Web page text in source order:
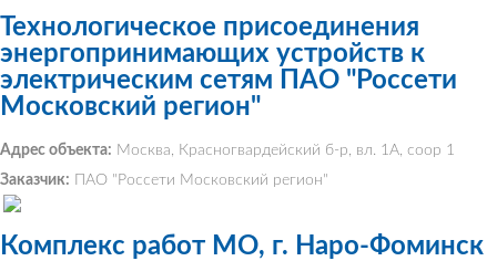
Технологическое присоединения
энергопринимающих устройств к
электрическим сетям ПАО "Россети
Московский регион"
Адрес объекта: Москва, Красногвардейский б-р, вл. 1А, соор 1
Заказчик: ПАО "Россети Московский регион"
Комплекс работ МО, г. Наро-Фоминск